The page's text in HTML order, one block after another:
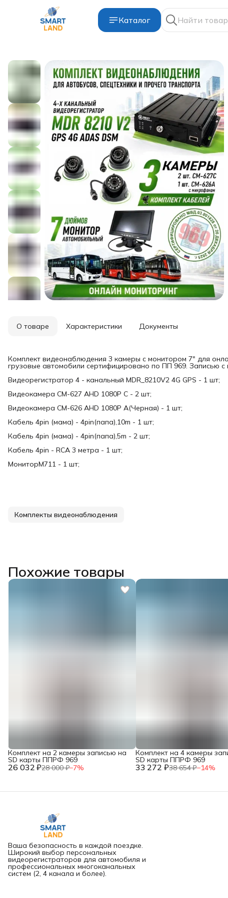
Каталог
О товаре Характеристики Документы
Комплект видеонаблюдения 3 камеры с монитором 7" для
грузовые автомобили сертифицировано по ПП 969. Записью
Видеорегистратор 4 - канальный MDR_8210V2 4G GPS - 1 шт;
Видеокамера CM-627 AHD 1080P C - 2 шт;
Видеокамера CM-626 AHD 1080P A(Черная) - 1 шт;
Кабель 4pin (мама) - 4pin(папа),10m - 1 шт;
Кабель 4pin (мама) - 4pin(папа),5m - 2 шт;
Кабель 4pin - RCA 3 метра - 1 шт;
МониторM711 - 1 шт;
Комплекты видеонаблюдения
Похожие товары
26 032 ₽28 000 ₽−7%
Комплект на 2 камеры записью на
SD карты ППРФ 969
33 272 ₽38 654 ₽−14%
Комплект на 4 камеры
SD карты ППРФ 969
Ваша безопасность в каждой поездке.
Широкий выбор персональных
видеорегистраторов для автомобиля и
профессиональных многоканальных
систем (2, 4 канала и более).